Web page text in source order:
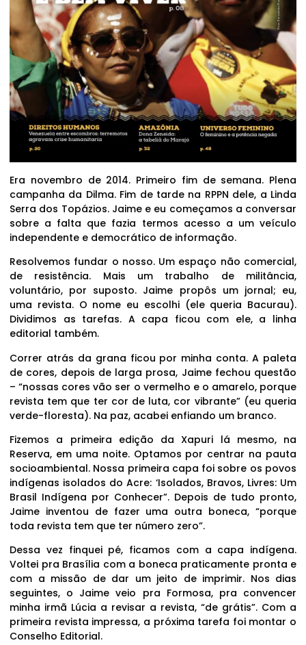
Era novembro de 2014. Primeiro fim de semana. Plena
campanha da Dilma. Fim de tarde na RPPN dele, a Linda
Serra dos Topázios. Jaime e eu começamos a conversar
sobre a falta que fazia termos acesso a um veículo
independente e democrático de informação.
Resolvemos fundar o nosso. Um espaço não comercial,
de resistência. Mais um trabalho de militância,
voluntário, por suposto. Jaime propôs um jornal; eu,
uma revista. O nome eu escolhi (ele queria Bacurau).
Dividimos as tarefas. A capa ficou com ele, a linha
editorial também.
Correr atrás da grana ficou por minha conta. A paleta
de cores, depois de larga prosa, Jaime fechou questão
– “nossas cores vão ser o vermelho e o amarelo, porque
revista tem que ter cor de luta, cor vibrante” (eu queria
verde-floresta). Na paz, acabei enfiando um branco.
Fizemos a primeira edição da Xapuri lá mesmo, na
Reserva, em uma noite. Optamos por centrar na pauta
socioambiental. Nossa primeira capa foi sobre os povos
indígenas isolados do Acre: ‘Isolados, Bravos, Livres: Um
Brasil Indígena por Conhecer”. Depois de tudo pronto,
Jaime inventou de fazer uma outra boneca, “porque
toda revista tem que ter número zero”.
Dessa vez finquei pé, ficamos com a capa indígena.
Voltei pra Brasília com a boneca praticamente pronta e
com a missão de dar um jeito de imprimir. Nos dias
seguintes, o Jaime veio pra Formosa, pra convencer
minha irmã Lúcia a revisar a revista, “de grátis”. Com a
primeira revista impressa, a próxima tarefa foi montar o
Conselho Editorial.